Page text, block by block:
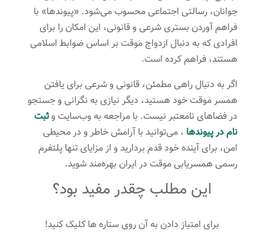
جوانان، رسالتی اجتماعی محسوب می‌شود. «پیوندها» با
فراهم آوردن بستری شرعی و قانونی، این امکان را برای
افرادی که به دنبال ازدواج موقت بر اساس ضوابط اسلامی
هستند، فراهم کرده است.
اگر به دنبال راهی مطمئن، قانونی و شرعی برای یافتن
همسر موقت خود هستید، دیگر نیازی به نگرانی و جستجو
در فضاهای نامعتبر نیست. با مراجعه به وب‌سایت وثبت
نام در پیوندها ، می‌توانید با آرامش خاطر و در محیطی
امن، برای آینده خود قدم بردارید و از مزایای تنها پلتفرم
رسمی همسریابی موقت در ایران بهره‌مند شوید.
این مطلب چقدر مفید بود؟
برای امتیاز دادن به آن روی ستاره ها کلیک کنید!